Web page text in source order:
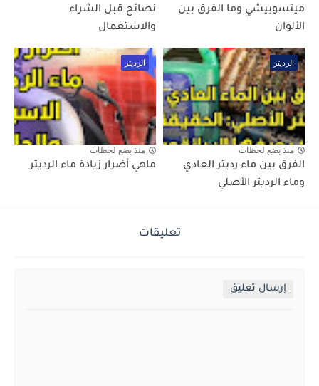
ميتسوبيشي وما الفرق بين
الألوان
نصائح قبل الشراء
والاستعمال
الرديتر
منذ بضع لحظات
الفرق بين ماء رديتر العادي
وماء الرديتر الأصلي
الرديتر
منذ بضع لحظات
ماهي أضرار زيادة ماء الرديتر
تعليقات
إرسال تعليق